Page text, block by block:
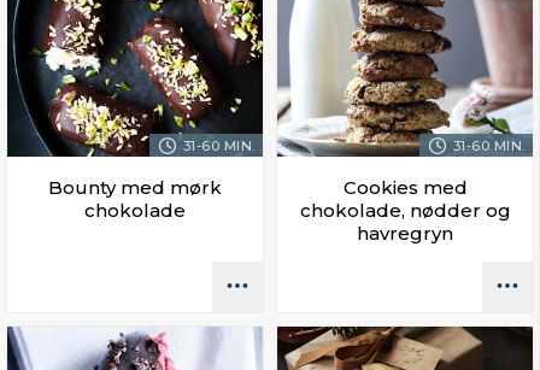
31-60 MIN.
Bounty med mørk
chokolade
31-60 MIN.
Cookies med
chokolade, nødder og
havregryn